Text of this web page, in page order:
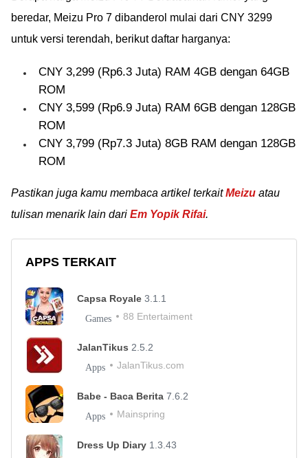
beredar, Meizu Pro 7 dibanderol mulai dari CNY 3299
untuk versi terendah, berikut daftar harganya:
CNY 3,299 (Rp6.3 Juta) RAM 4GB dengan 64GB
ROM
CNY 3,599 (Rp6.9 Juta) RAM 6GB dengan 128GB
ROM
CNY 3,799 (Rp7.3 Juta) 8GB RAM dengan 128GB
ROM
Pastikan juga kamu membaca artikel terkaitMeizu atau
tulisan menarik lain dari Em Yopik Rifai.
APPS TERKAIT
Capsa Royale 3.1.1
Games 88 Entertaiment
JalanTikus 2.5.2
Apps JalanTikus.com
Babe - Baca Berita 7.6.2
Apps Mainspring
Dress Up Diary 1.3.43